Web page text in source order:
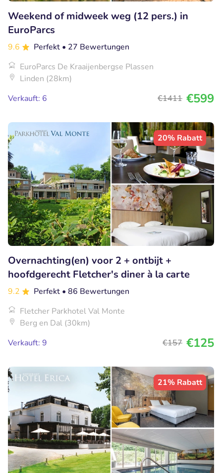
Weekend of midweek weg (12 pers.) in
EuroParcs
9.6 Perfekt • 27 Bewertungen
EuroParcs De Kraaijenbergse Plassen
Linden (28km)
Verkauft: 6
€1411 €599
20% Rabatt
Overnachting(en) voor 2 + ontbijt +
hoofdgerecht Fletcher's diner à la carte
9.2 Perfekt • 86 Bewertungen
Fletcher Parkhotel Val Monte
Berg en Dal (30km)
Verkauft: 9
€157 €125
21% Rabatt